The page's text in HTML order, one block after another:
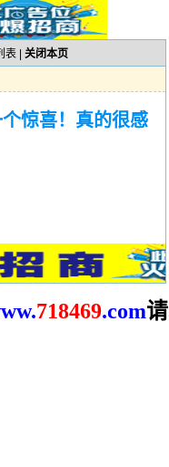
表 关闭本页
惊喜！真的很感
718469.com